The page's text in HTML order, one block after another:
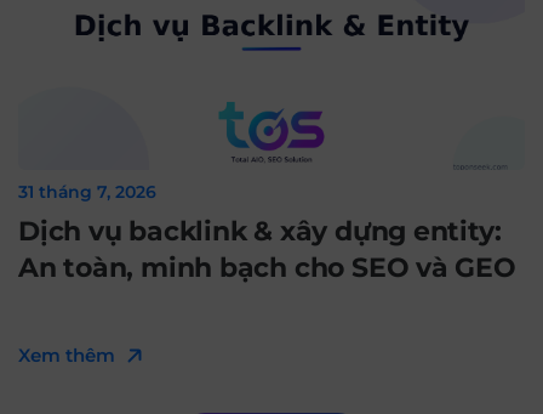
31 tháng 7, 2026
Dịch vụ backlink & xây dựng entity:
An toàn, minh bạch cho SEO và GEO
Xem thêm